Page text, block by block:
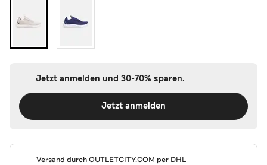
Jetzt anmelden und 30-70% sparen.
Jetzt anmelden
Versand durchOUTLETCITY.COM per DHL